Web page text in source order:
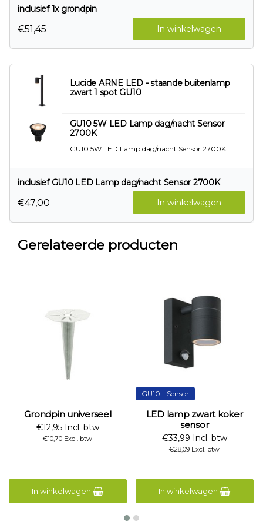
inclusief 1x grondpin
In winkelwagen
€51,45
Lucide ARNE LED - staande buitenlamp
zwart 1 spot GU10
GU10 5W LED Lamp dag/nacht Sensor
2700K
GU10 5W LED Lamp dag/nacht Sensor 2700K
inclusief GU10 LED Lamp dag/nacht Sensor 2700K
In winkelwagen
€47,00
Gerelateerde producten
Grondpin universeel
€12,95 Incl. btw
€10,70 Excl. btw
In winkelwagen
GU10 - Sensor
LED lamp zwart koker
sensor
€33,99 Incl. btw
€28,09 Excl. btw
In winkelwagen